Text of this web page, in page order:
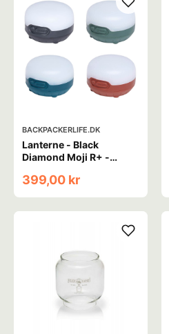
BACKPACKERLIFE.DK
Lanterne - Black
Diamond Moji R+ -
399,00 kr